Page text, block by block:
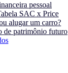
pessoal
SAC x Price
alugar um carro?
de patrimônio futuro